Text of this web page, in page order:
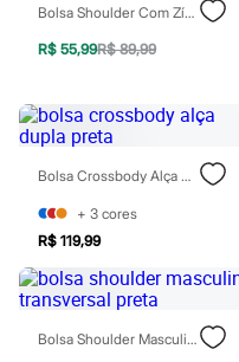
Chinelos
Rasteirinhas
Sandálias
Tênis
Marcas
City
Clock House
Mindset
Sawary
Yessica
Moda esportiva
Acessórios
Blusas
Calçados
Leggings
Bolsa Shoulder Com Zíper Preto
R$ 55,99R$ 89,99
Bolsa Crossbody Alça Dupla Preta
+ 3 cores
R$ 119,99
Bolsa Shoulder Masculina Transversal Preta